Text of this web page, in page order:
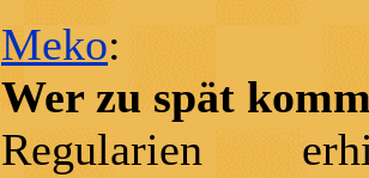
Meko:
Wer zu spät
Regularien